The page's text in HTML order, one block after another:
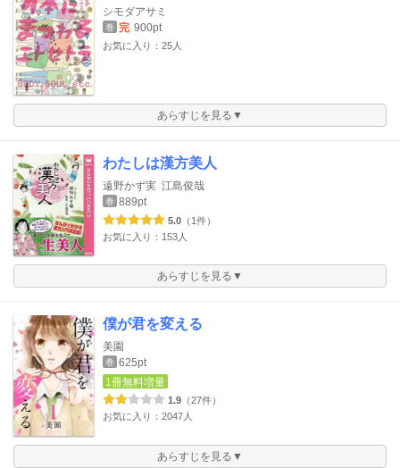
シモダアサミ
巻 完 900pt
お気に入り：25人
あらすじを見る▼
わたしは漢方美人
遠野かず実 江島俊哉
巻 889pt
5.0 （1件）
お気に入り：153人
あらすじを見る▼
僕が君を変える
美園
巻 625pt
1冊無料増量
1.9 （27件）
お気に入り：2047人
あらすじを見る▼